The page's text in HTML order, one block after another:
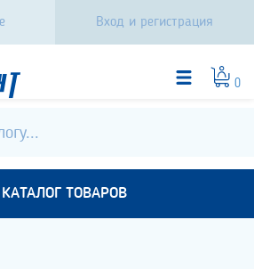
Вход и регистрация
0
КАТАЛОГ ТОВАРОВ